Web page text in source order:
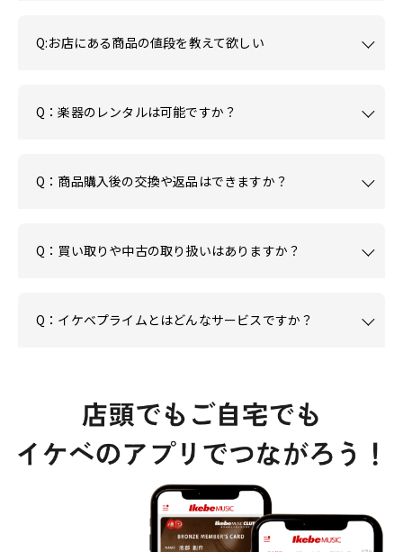
Q:お店にある商品の値段を教えて欲しい
Q：楽器のレンタルは可能ですか？
Q：商品購入後の交換や返品はできますか？
Q：買い取りや中古の取り扱いはありますか？
Q：イケベプライムとはどんなサービスですか？